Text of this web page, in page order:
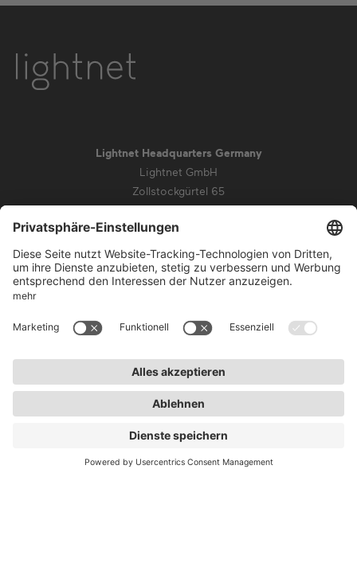
Lightnet Headquarters Germany
Lightnet GmbH
Zollstockgürtel 65
50969 Köln
Datenschutz
Garantiebedingungen
Barrierefreiheit